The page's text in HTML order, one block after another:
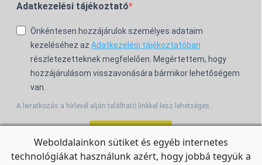
Adatkezelési tájékoztató
Önkéntesen hozzájárulok személyes adataim
kezeléséhez az Adatkezelési tájékoztatóban
részletezetteknek megfelelően. Megértettem, hogy
hozzájárulásom visszavonására bármikor lehetőségem
van.
A leiratkozás a hírlevél alján található linkkel lesz lehetséges.
Weboldalainkon sütiket és egyéb internetes
technológiákat használunk azért, hogy jobbá tegyük a